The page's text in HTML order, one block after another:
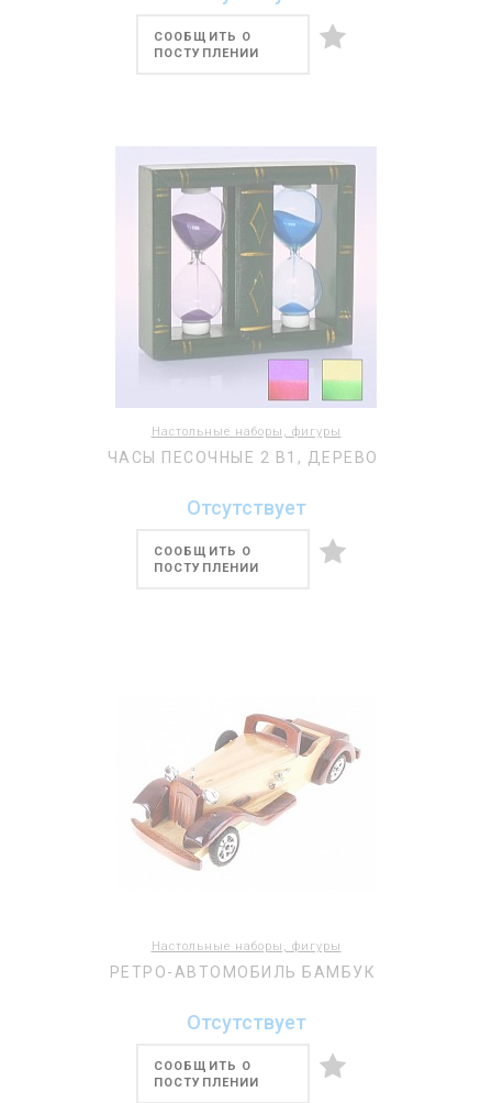
СООБЩИТЬ О
ПОСТУПЛЕНИИ
Настольные наборы, фигуры
ЧАСЫ ПЕСОЧНЫЕ 2 В1, ДЕРЕВО
Отсутствует
СООБЩИТЬ О
ПОСТУПЛЕНИИ
Настольные наборы, фигуры
РЕТРО-АВТОМОБИЛЬ БАМБУК
Отсутствует
СООБЩИТЬ О
ПОСТУПЛЕНИИ